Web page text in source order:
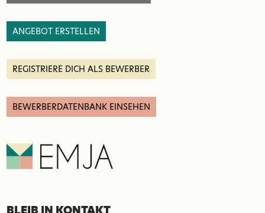
ANGEBOT ERSTELLEN
REGISTRIERE DICH ALS BEWERBER
BEWERBERDATENBANK EINSEHEN